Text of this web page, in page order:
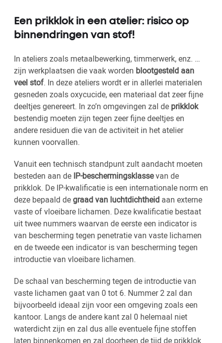
Een prikklok in een atelier: risico op
binnendringen van stof!
In ateliers zoals metaalbewerking, timmerwerk, enz. …
zijn werkplaatsen die vaak worden blootgesteld aan
veel stof. In deze ateliers wordt er in allerlei materialen
gesneden zoals oxycucide, een materiaal dat zeer fijne
deeltjes genereert. In zo’n omgevingen zal de prikklok
bestendig moeten zijn tegen zeer fijne deeltjes en
andere residuen die van de activiteit in het atelier
kunnen voorvallen.
Vanuit een technisch standpunt zult aandacht moeten
besteden aan de IP-beschermingsklassevan de
prikklok. De IP-kwalificatie is een internationale norm en
deze bepaald degraad van luchtdichtheid aan externe
vaste of vloeibare lichamen. Deze kwalificatie bestaat
uit twee nummers waarvan de eerste een indicator is
van bescherming tegen penetratie van vaste lichamen
en de tweede een indicator is van bescherming tegen
introductie van vloeibare lichamen.
De schaal van bescherming tegen de introductie van
vaste lichamen gaat van 0 tot 6. Nummer 2 zal dan
bijvoorbeeld ideaal zijn voor een omgeving zoals een
kantoor. Langs de andere kant zal 0 helemaal niet
waterdicht zijn en zal dus alle eventuele fijne stoffen
laten binnenkomen en zal doorheen de tijd de prikklok